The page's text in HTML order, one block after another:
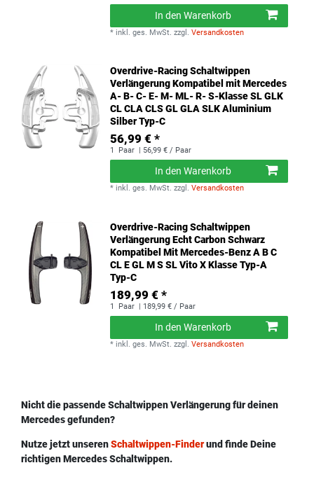
In den Warenkorb
* inkl. ges. MwSt. zzgl.Versandkosten
Overdrive-Racing Schaltwippen
Verlängerung Kompatibel mit Mercedes
A- B- C- E- M- ML- R- S-Klasse SL GLK
CL CLA CLS GL GLA SLK Aluminium
Silber Typ-C
56,99 € *
1 Paar | 56,99 € / Paar
In den Warenkorb
* inkl. ges. MwSt. zzgl.Versandkosten
Overdrive-Racing Schaltwippen
Verlängerung Echt Carbon Schwarz
Kompatibel Mit Mercedes-Benz A B C
CL E GL M S SL Vito X Klasse Typ-A
Typ-C
189,99 € *
1 Paar | 189,99 € / Paar
In den Warenkorb
* inkl. ges. MwSt. zzgl.Versandkosten
Nicht die passende Schaltwippen Verlängerung für deinen
Mercedes gefunden?
Nutze jetzt unserenSchaltwippen-Finderund finde Deine
richtigen Mercedes Schaltwippen.